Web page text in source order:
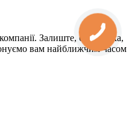
Залиште, будь ласка,
вам найближчим часом